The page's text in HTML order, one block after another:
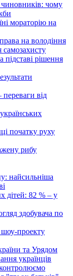
чиновників: чому
мораторію на
на володіння
самозахисту
підставі рішення
від
початку руху
рибу
найсильніша
дітей: 82 % – у
здобувача по
шоу-проекту
та Урядом
українців